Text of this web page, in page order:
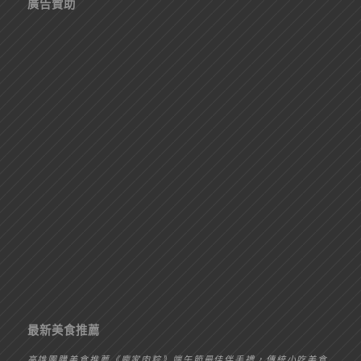
廣告贊助
最新美食推薦